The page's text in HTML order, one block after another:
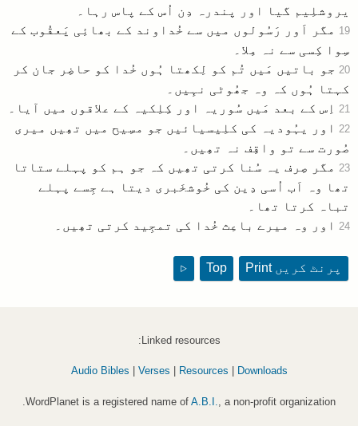
یروشلِیم گیا اور پندرہ دِن اُس کے پاس رہا۔
19 مگر اَور رَسُولوں میں سے خُداوند کے بھائِی یَعقُوب کے
سِوا کِسی سے نہ مِلا۔
20 جو باتیں مَیں تُم کو لِکھتا ہُوں خُدا کو حاضِر جان کر
کہتا ہُوں کہ وہ جھُوٹی نہِیں۔
21 اِس کے بعد مَیں سُوریہ اور کِلِکیہ کے علاقوں میں آیا۔
22 اور یہُودیہ کی کلِیسیائیں جو مسِیح میں تھِیں میری
صُورت سے تو واقِف نہ تھِیں۔
23 مگر صِرف یہ سُنا کرتی تھِیں کہ جو ہم کو پہلے ستاتا
تھا وہ اَب اُسی دِین کی خُوشخَبری دیتا ہے جِسے پہلے
تباہ کرتا تھا۔
24 اور وہ میرے باعِث خُدا کی تمجِید کرتی تھِیں۔
پرنٹ کریں Print
Top
▷
Linked resources:
Audio Bibles Verses Resources Downloads
WordPlanet is a registered name of A.B.I. , a non-profit organization.